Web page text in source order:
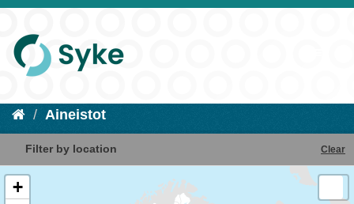
Aineistot
Filter by location Clear
+